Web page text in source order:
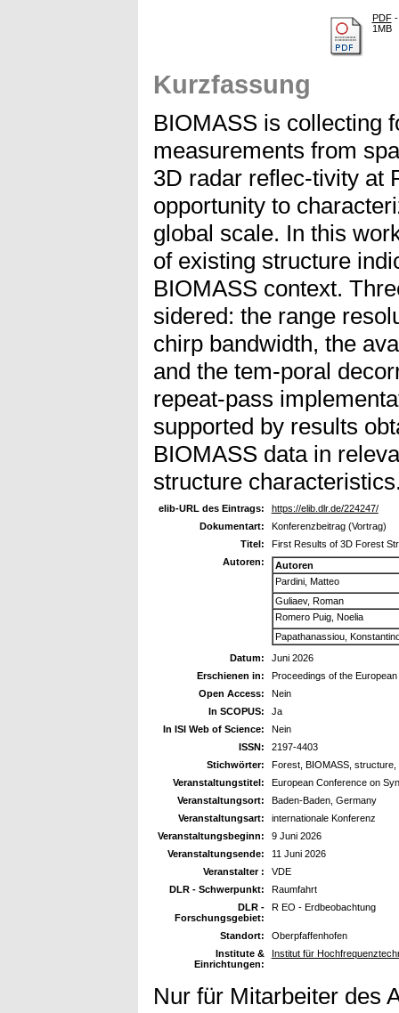
PDF-
1MB
Kurzfassung
BIOMASS is collecting
measurements from
3D radar reflec-tivity at
opportunity to
global scale. In this
of existing structure
BIOMASS context.
sidered: the range
chirp bandwidth, the
and the tem-poral
repeat-pass
supported by results
BIOMASS data in
structure
elib-URL des Eintrags:
https://elib.dlr.de/224247/
Dokumentart:
Konferenzbeitrag (Vortrag)
Titel:
First Results of 3D Forest
Autoren:
Autoren
Pardini, Matteo
Guliaev, Roman
Romero Puig, Noelia
Papathanassiou,
Datum:
Juni 2026
Erschienen in:
Proceedings of the
Open Access:
Nein
In SCOPUS:
Ja
In ISI Web of Science:
Nein
ISSN:
2197-4403
Stichwörter:
Forest, BIOMASS,
Veranstaltungstitel:
European Conference on
Veranstaltungsort:
Baden-Baden, Germany
Veranstaltungsart:
internationale Konferenz
Veranstaltungsbeginn:
9 Juni 2026
Veranstaltungsende:
11 Juni 2026
Veranstalter :
VDE
DLR - Schwerpunkt:
Raumfahrt
DLR -
Forschungsgebiet:
R EO - Erdbeobachtung
Standort:
Oberpfaffenhofen
Institute &
Einrichtungen:
Institut für
Nur für Mitarbeiter des